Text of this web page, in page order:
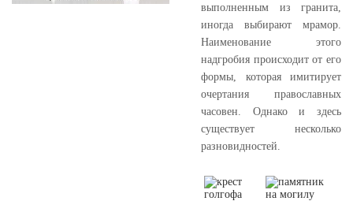
выполненным из гранита,
иногда выбирают мрамор.
Наименование этого
надгробия происходит от его
формы, которая имитирует
очертания православных
часовен. Однако и здесь
существует несколько
разновидностей.